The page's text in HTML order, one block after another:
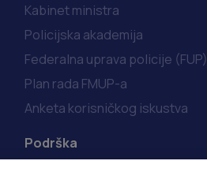
Kabinet ministra
Policijska akademija
Federalna uprava policije (FUP)
Plan rada FMUP-a
Anketa korisničkog iskustva
Podrška